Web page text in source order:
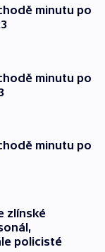
minutu po
minutu po
minutu po
zlínské
policisté